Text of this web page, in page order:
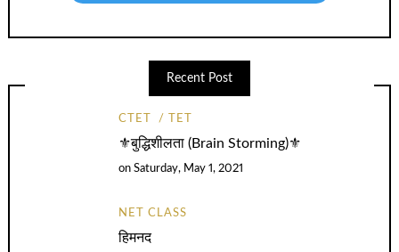
Recent Post
CTET TET
⚜️बुद्धिशीलता (Brain Storming)⚜️
onSaturday, May 1, 2021
NET CLASS
हिमनद